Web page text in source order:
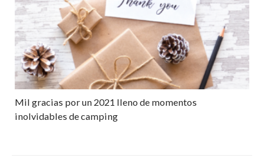
Mil gracias por un 2021 lleno de momentos
inolvidables de camping